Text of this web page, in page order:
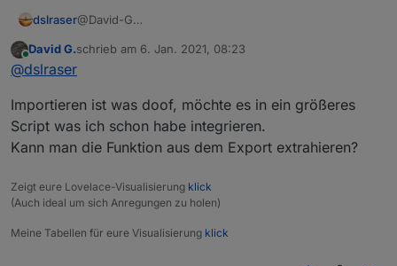
dslraser@David-G
das ist eine Funktion.
Online
David G.schrieb am 6. Jan. 2021, 08:23
zuletzt editiert von
@dslraser
Importieren ist was doof, möchte es in ein größeres
Script was ich schon habe integrieren.
Kann man die Funktion aus dem Export extrahieren?
Zeigt eure Lovelace-Visualisierung klick
(Auch ideal um sich Anregungen zu holen)
Meine Tabellen für eure Visualisierung klick